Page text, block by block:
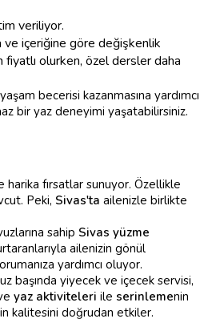
veriliyor.
ve içeriğine göre değişkenlik
olurken, özel dersler daha
becerisi kazanmasına yardımcı
bir yaz deneyimi yaşatabilirsiniz.
harika fırsatlar sunuyor. Özellikle
Peki, Sivas'ta ailenizle birlikte
sahip Sivas yüzme
ailenizin gönül
yardımcı oluyor.
başında yiyecek ve içecek servisi,
yaz aktiviteleri ile serinlemenin
kalitesini doğrudan etkiler.